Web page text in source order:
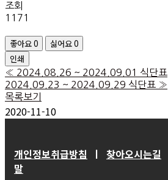
조회
1171
좋아요0 싫어요0
인쇄
« 2024.08.26 ~ 2024.09.01 식단표
2024.09.23 ~ 2024.09.29 식단표 »
목록보기
2020-11-10
개인정보취급방침 ㅣ 찾아오시는길
말